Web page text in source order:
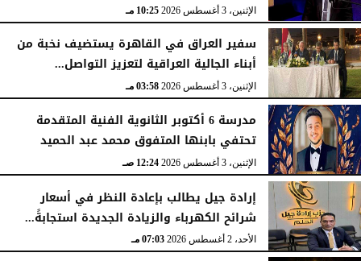
الإثنين، 3 أغسطس 2026 10:25 مـ
سفير العراق في القاهرة يستضيف نخبة من
أبناء الجالية العراقية لتعزيز التواصل...
الإثنين، 3 أغسطس 2026 03:58 مـ
مدرسة 6 أكتوبر الثانوية الفنية المتقدمة
تحتفي بابنها المتفوق محمد عبد الحميد
الإثنين، 3 أغسطس 2026 12:24 صـ
إرادة جيل يطالب بإعادة النظر في أسعار
شرائح الكهرباء والزيادة الجديدة استجابةً...
الأحد، 2 أغسطس 2026 07:03 مـ